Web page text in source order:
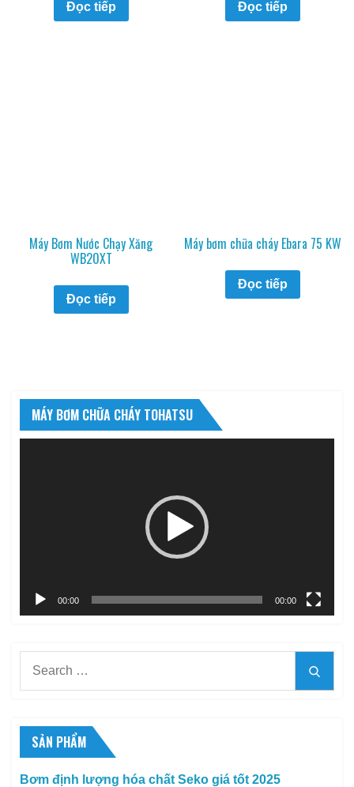
Đọc tiếp Đọc tiếp
Máy Bơm Nước Chạy Xăng
WB20XT
Đọc tiếp
Máy bơm chữa cháy Ebara 75 KW
Đọc tiếp
MÁY BƠM CHỮA CHÁY TOHATSU
00:00 00:00
SẢN PHẨM
Bơm định lượng hóa chất Seko giá tốt 2025